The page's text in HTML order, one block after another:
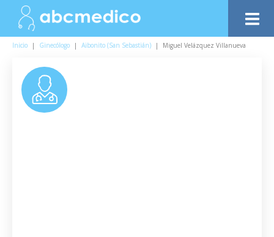
Inicio | Ginecólogo | Aibonito (San Sebastián) | Miguel Velázquez Villanueva